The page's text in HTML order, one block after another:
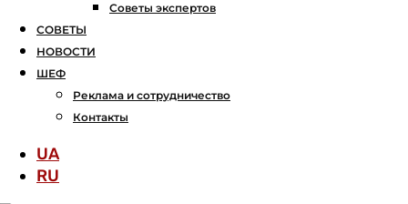
Советы экспертов
СОВЕТЫ
НОВОСТИ
ШЕФ
Реклама и сотрудничество
Контакты
UA
RU